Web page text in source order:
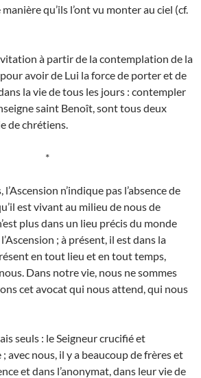
qu’ils l’ont vu monter au ciel (cf.
à partir de la contemplation de la
avoir de Lui la force de porter et de
la vie de tous les jours : contempler
saint Benoît, sont tous deux
de chrétiens.
*
n’indique pas l’absence de
est vivant au milieu de nous de
plus dans un lieu précis du monde
; à présent, il est dans la
en tout lieu et en tout temps,
Dans notre vie, nous ne sommes
cet avocat qui nous attend, qui nous
seuls : le Seigneur crucifié et
avec nous, il y a beaucoup de frères et
et dans l’anonymat, dans leur vie de